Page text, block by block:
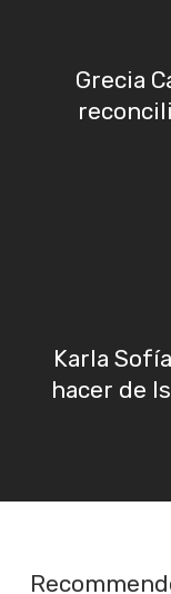
Grecia
Karla
hacer de